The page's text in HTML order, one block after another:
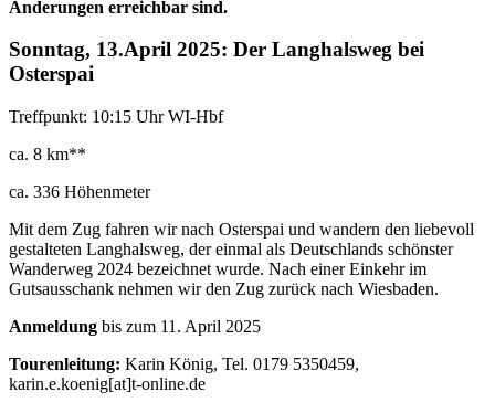
Änderungen erreichbar sind.
Sonntag, 13.April 2025: Der Langhalsweg bei
Osterspai
Treffpunkt: 10:15 Uhr WI-Hbf
ca. 8 km**
ca. 336 Höhenmeter
Mit dem Zug fahren wir nach Osterspai und wandern den liebevoll
gestalteten Langhalsweg, der einmal als Deutschlands schönster
Wanderweg 2024 bezeichnet wurde. Nach einer Einkehr im
Gutsausschank nehmen wir den Zug zurück nach Wiesbaden.
Anmeldung bis zum 11. April 2025
Tourenleitung: Karin König, Tel. 0179 5350459,
karin.e.koenig[at]t-online.de